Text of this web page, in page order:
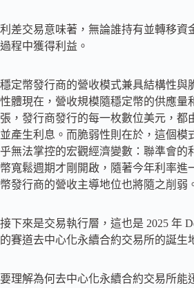
利差交易意味著，無論誰持有並轉移資
過程中獲得利益。
穩定幣發行商的營收模式兼具結構性與
性體現在，營收規模隨穩定幣的供應量
張，發行商發行的每一枚數位美元，都
並產生利息。而脆弱性則在於，這個模
乎無法掌控的宏觀經濟變數：聯準會的
幣寬鬆週期才剛開啟，隨著今年利率進
幣發行商的營收主導地位也將隨之削弱
接下來是交易執行層，這也是 2025 年
的賽道去中心化永續合約交易所的誕生
要理解為何去中心化永續合約交易所能